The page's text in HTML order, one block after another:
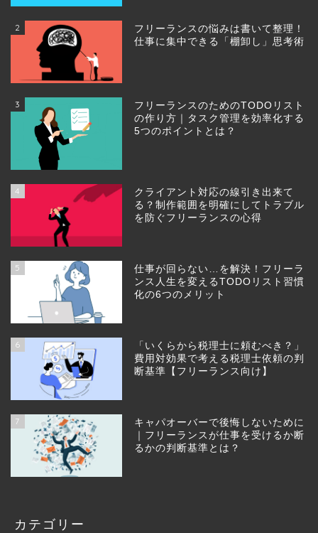
2
フリーランスの悩みは書いて整理！
仕事に集中できる「棚卸し」思考術
3
フリーランスのためのTODOリスト
の作り方｜タスク管理を効率化する
5つのポイントとは？
4
クライアント対応の線引き出来て
る？制作範囲を明確にしてトラブル
を防ぐフリーランスの心得
5
仕事が回らない…を解決！フリーラ
ンス人生を変えるTODOリスト習慣
化の6つのメリット
6
「いくらから税理士に頼むべき？」
費用対効果で考える税理士依頼の判
断基準【フリーランス向け】
7
キャパオーバーで後悔しないために
｜フリーランスが仕事を受けるか断
るかの判断基準とは？
カテゴリー